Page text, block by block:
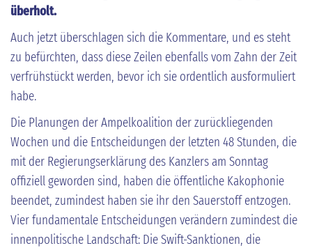
überholt.
Auch jetzt überschlagen sich die Kommentare, und es steht
zu befürchten, dass diese Zeilen ebenfalls vom Zahn der Zeit
verfrühstückt werden, bevor ich sie ordentlich ausformuliert
habe.
Die Planungen der Ampelkoalition der zurückliegenden
Wochen und die Entscheidungen der letzten 48 Stunden, die
mit der Regierungserklärung des Kanzlers am Sonntag
offiziell geworden sind, haben die öffentliche Kakophonie
beendet, zumindest haben sie ihr den Sauerstoff entzogen.
Vier fundamentale Entscheidungen verändern zumindest die
innenpolitische Landschaft: Die Swift-Sanktionen, die